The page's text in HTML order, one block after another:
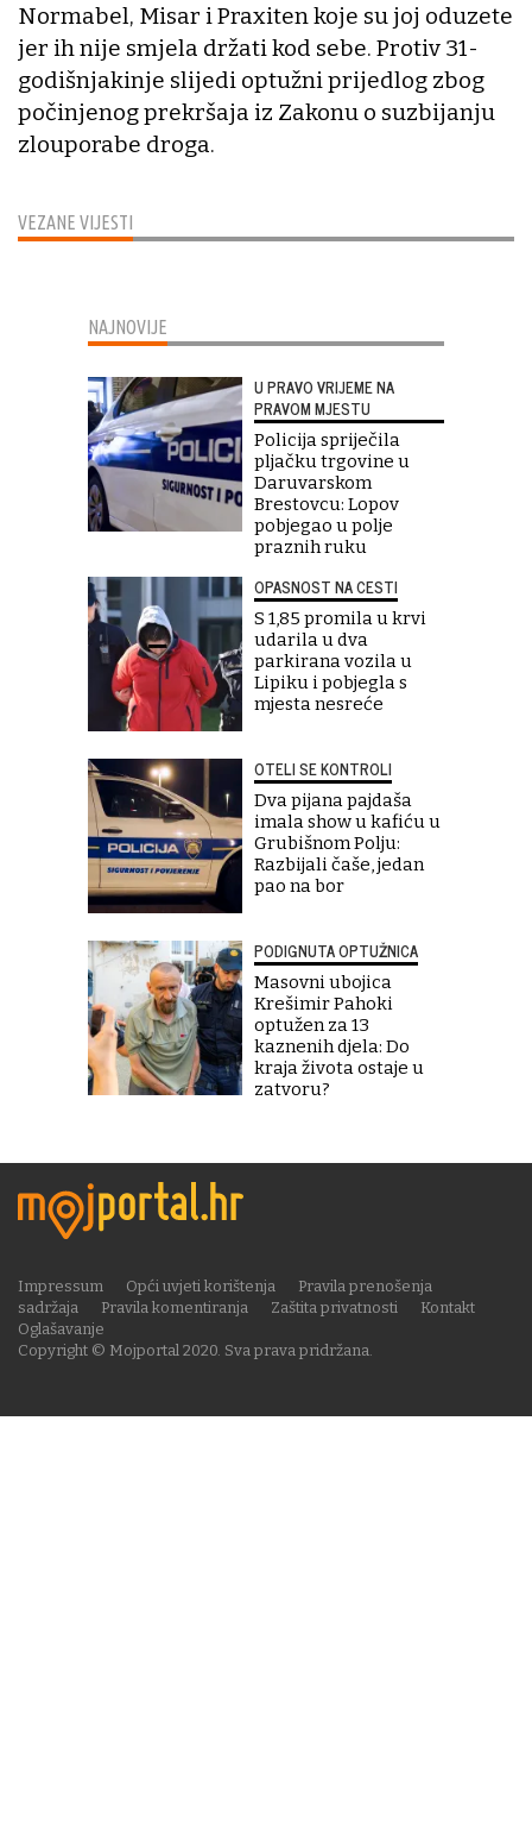
VEZANE VIJESTI
Normabel, Misar i Praxiten koje su joj oduzete
jer ih nije smjela držati kod sebe. Protiv 31-
godišnjakinje slijedi optužni prijedlog zbog
počinjenog prekršaja iz Zakonu o suzbijanju
zlouporabe droga.
NAJNOVIJE
U PRAVO VRIJEME NA
PRAVOM MJESTU
Policija spriječila
pljačku trgovine u
Daruvarskom
Brestovcu: Lopov
pobjegao u polje
praznih ruku
OPASNOST NA CESTI
S 1,85 promila u krvi
udarila u dva
parkirana vozila u
Lipiku i pobjegla s
mjesta nesreće
OTELI SE KONTROLI
Dva pijana pajdaša
imala show u kafiću u
Grubišnom Polju:
Razbijali čaše, jedan
pao na bor
PODIGNUTA OPTUŽNICA
Masovni ubojica
Krešimir Pahoki
optužen za 13
kaznenih djela: Do
kraja života ostaje u
zatvoru?
Copyright © Mojportal 2020. Sva prava pridržana.
Impressum Opći uvjeti korištenja
Pravila prenošenja
sadržaja
Pravila komentiranja Zaštita privatnosti
Kontakt
Oglašavanje